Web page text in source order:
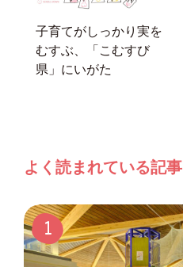
子育てがしっかり実を
むすぶ、「こむすび
県」にいがた
よく読まれている記事
1